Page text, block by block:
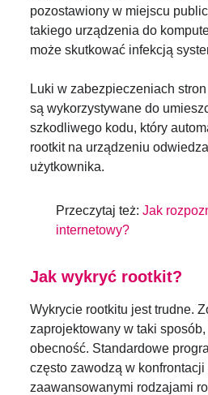
pozostawiony w miejscu
takiego urządzenia do
może skutkować infekcją
Luki w zabezpieczeniach
są wykorzystywane do
szkodliwego kodu, który
rootkit na urządzeniu
użytkownika.
Przeczytaj też:Jak
internetowy?
Jak wykryć rootkit?
Wykrycie rootkitu jest trudne.
zaprojektowany w taki
obecność. Standardowe
często zawodzą w konfrontacji
zaawansowanymi rodzajami